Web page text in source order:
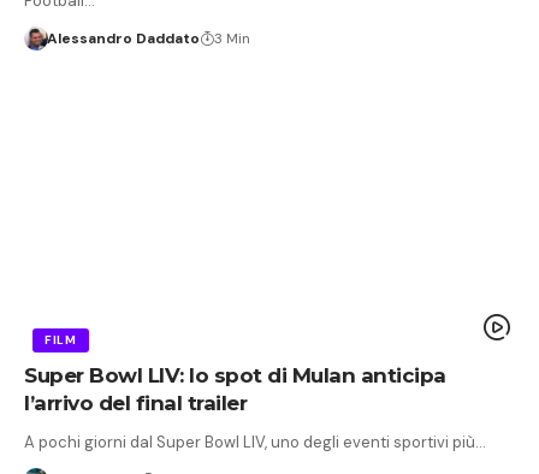
Alessandro Daddato 3 Min
FILM
Super Bowl LIV: lo spot di Mulan anticipa
l’arrivo del final trailer
A pochi giorni dal Super Bowl LIV, uno degli eventi sportivi più…